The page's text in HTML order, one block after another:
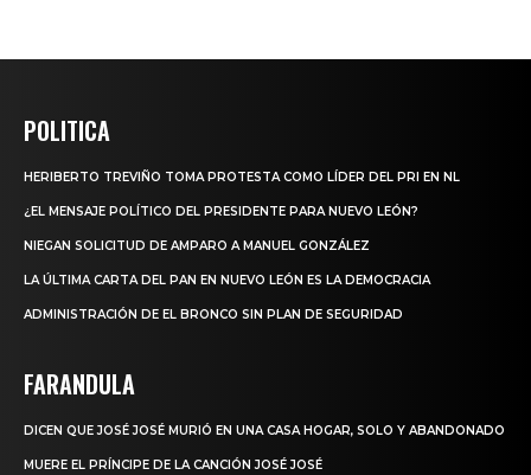
POLITICA
HERIBERTO TREVIÑO TOMA PROTESTA COMO LÍDER DEL PRI EN NL
¿EL MENSAJE POLÍTICO DEL PRESIDENTE PARA NUEVO LEÓN?
NIEGAN SOLICITUD DE AMPARO A MANUEL GONZÁLEZ
LA ÚLTIMA CARTA DEL PAN EN NUEVO LEÓN ES LA DEMOCRACIA
ADMINISTRACIÓN DE EL BRONCO SIN PLAN DE SEGURIDAD
FARANDULA
DICEN QUE JOSÉ JOSÉ MURIÓ EN UNA CASA HOGAR, SOLO Y ABANDONADO
MUERE EL PRÍNCIPE DE LA CANCIÓN JOSÉ JOSÉ